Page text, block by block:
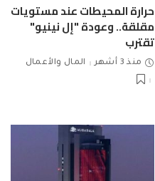
حرارة المحيطات عند مستويات
مقلقة.. وعودة "إل نينيو"
تقترب
منذ 3 أشهر المال والأعمال